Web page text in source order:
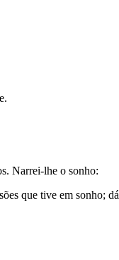
Narrei-lhe o sonho:
que tive em sonho;